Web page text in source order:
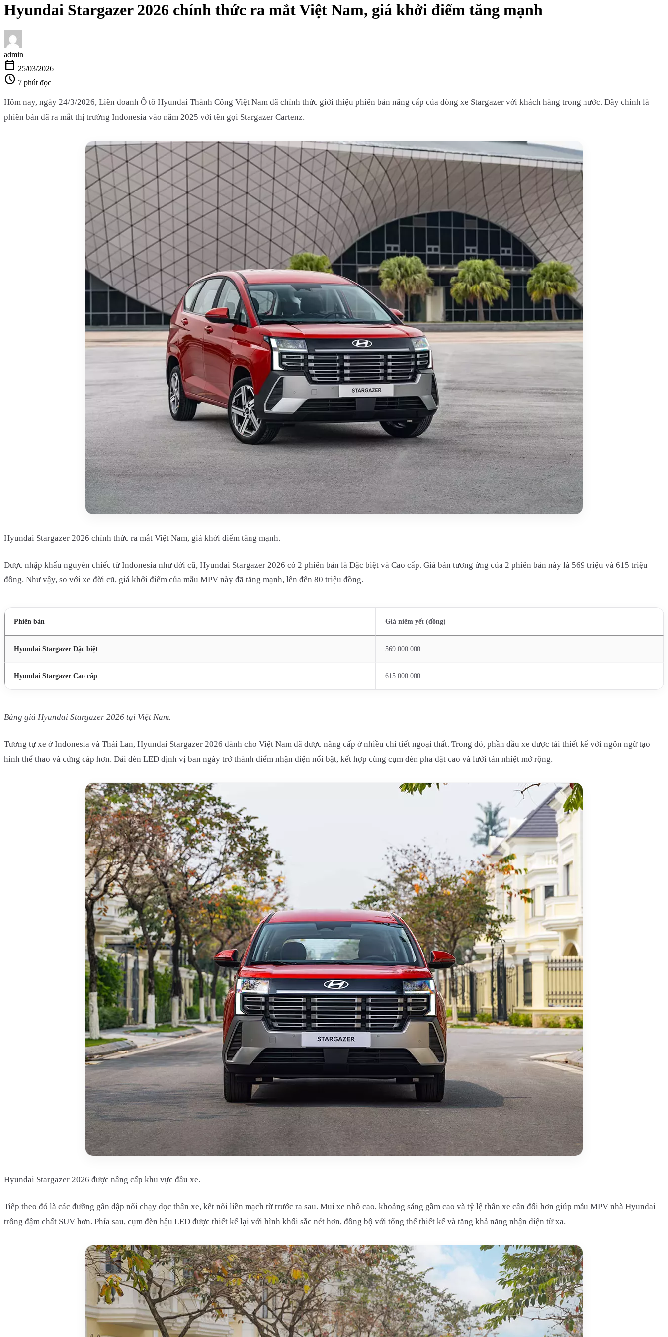
Hyundai Stargazer 2026 chính thức ra mắt Việt Nam, giá khởi điểm tăng mạnh
admin
calendar_today 25/03/2026
schedule 7 phút đọc
Hôm nay, ngày 24/3/2026, Liên doanh Ô tô Hyundai Thành Công Việt Nam đã chính thức giới thiệu phiên bản nâng cấp của dòng xe Stargazer với khách hàng trong nước. Đây chính là
phiên bản đã ra mắt thị trường Indonesia vào năm 2025 với tên gọi Stargazer Cartenz.
Hyundai Stargazer 2026 chính thức ra mắt Việt Nam, giá khởi điểm tăng mạnh.
Được nhập khẩu nguyên chiếc từ Indonesia như đời cũ, Hyundai Stargazer 2026 có 2 phiên bản là Đặc biệt và Cao cấp. Giá bán tương ứng của 2 phiên bản này là 569 triệu và 615 triệu
đồng. Như vậy, so với xe đời cũ, giá khởi điểm của mẫu MPV này đã tăng mạnh, lên đến 80 triệu đồng.
Phiên bản Giá niêm yết (đồng)
Hyundai Stargazer Đặc biệt 569.000.000
Hyundai Stargazer Cao cấp 615.000.000
Bảng giá Hyundai Stargazer 2026 tại Việt Nam.
Tương tự xe ở Indonesia và Thái Lan, Hyundai Stargazer 2026 dành cho Việt Nam đã được nâng cấp ở nhiều chi tiết ngoại thất. Trong đó, phần đầu xe được tái thiết kế với ngôn ngữ tạo
hình thể thao và cứng cáp hơn. Dải đèn LED định vị ban ngày trở thành điểm nhận diện nổi bật, kết hợp cùng cụm đèn pha đặt cao và lưới tản nhiệt mở rộng.
Hyundai Stargazer 2026 được nâng cấp khu vực đầu xe.
Tiếp theo đó là các đường gân dập nổi chạy dọc thân xe, kết nối liền mạch từ trước ra sau. Mui xe nhô cao, khoảng sáng gầm cao và tỷ lệ thân xe cân đối hơn giúp mẫu MPV nhà Hyundai
trông đậm chất SUV hơn. Phía sau, cụm đèn hậu LED được thiết kế lại với hình khối sắc nét hơn, đồng bộ với tổng thể thiết kế và tăng khả năng nhận diện từ xa.